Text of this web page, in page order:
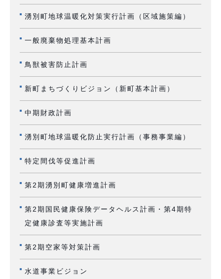
湧別町地球温暖化対策実行計画（区域施策編）
一般廃棄物処理基本計画
鳥獣被害防止計画
新町まちづくりビジョン（新町基本計画）
中期財政計画
湧別町地球温暖化防止実行計画（事務事業編）
特定間伐等促進計画
第2期湧別町健康増進計画
第2期国民健康保険データヘルス計画・第4期特
定健康診査等実施計画
第2期空家等対策計画
水道事業ビジョン